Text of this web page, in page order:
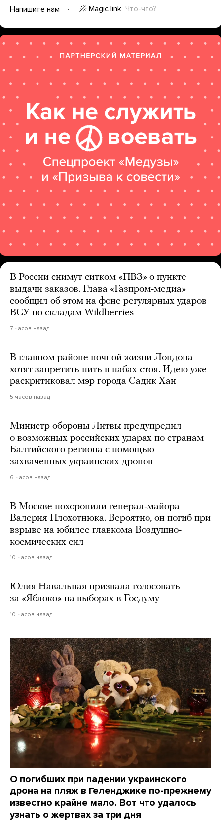
Напишите нам
Magic link Что-что?
В России снимут ситком «ПВЗ» о пункте
выдачи заказов. Глава «Газпром-медиа»
сообщил об этом на фоне регулярных ударов
ВСУ по складам Wildberries
7 часов назад
В главном районе ночной жизни Лондона
хотят запретить пить в пабах стоя. Идею уже
раскритиковал мэр города Садик Хан
5 часов назад
Министр обороны Литвы предупредил
о возможных российских ударах по странам
Балтийского региона с помощью
захваченных украинских дронов
6 часов назад
В Москве похоронили генерал-майора
Валерия Плохотнюка. Вероятно, он погиб при
взрыве на юбилее главкома Воздушно-
космических сил
10 часов назад
Юлия Навальная призвала голосовать
за «Яблоко» на выборах в Госдуму
10 часов назад
О погибших при падении украинского
дрона на пляж в Геленджике по-прежнему
известно крайне мало. Вот что удалось
узнать о жертвах за три дня